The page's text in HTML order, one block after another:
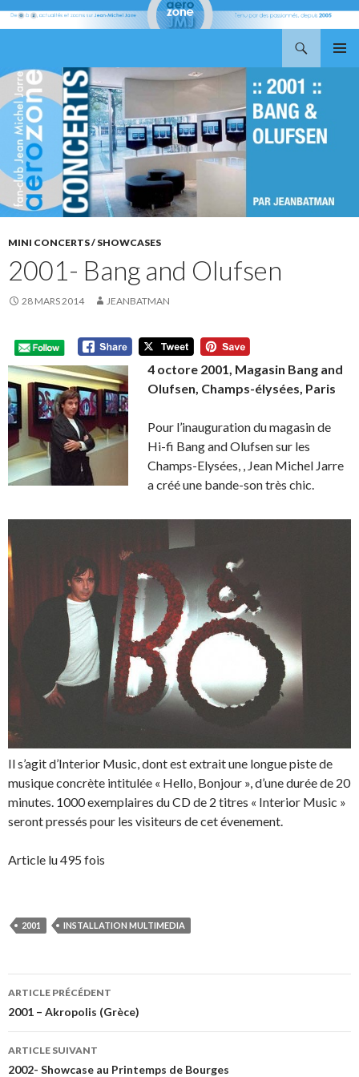
AU
CONTENU
MINI CONCERTS / SHOWCASES
2001- Bang and Olufsen
28 MARS 2014 JEANBATMAN
4 octore 2001, Magasin Bang and
Olufsen, Champs-élysées, Paris
Pour l’inauguration du magasin de
Hi-fi Bang and Olufsen sur les
Champs-Elysées, , Jean Michel Jarre
a créé une bande-son très chic.
Il s’agit d’Interior Music, dont est extrait une longue piste de
musique concrète intitulée « Hello, Bonjour », d’une durée de 20
minutes. 1000 exemplaires du CD de 2 titres « Interior Music »
seront pressés pour les visiteurs de cet évenement.
Article lu 495 fois
2001 INSTALLATION MULTIMEDIA
Navigation
des
articles
ARTICLE PRÉCÉDENT
2001 – Akropolis (Grèce)
ARTICLE SUIVANT
2002- Showcase au Printemps de Bourges